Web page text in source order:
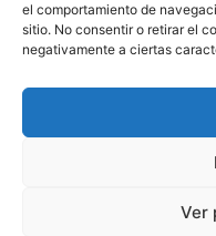
el comportamiento de
sitio. No consentir o retirar el
negativamente a ciertas
Ver
CONTACTA CON